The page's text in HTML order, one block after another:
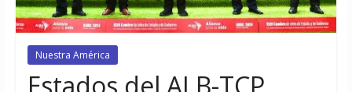
Nuestra América